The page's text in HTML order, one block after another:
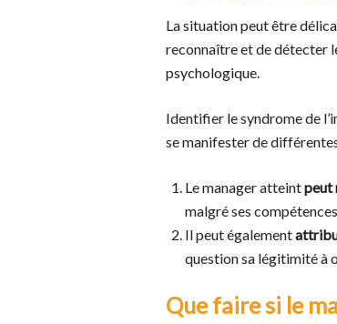
La situation peut être
reconnaître et de détecter
psychologique.
Identifier le syndrome de
se manifester de
Le manager atteintpeut
malgré ses
Il peut également
question sa légitimité à
Que faire si le